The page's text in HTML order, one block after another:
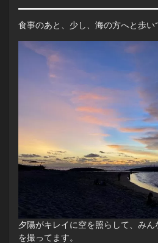
食事のあと、少し、海の方へと歩い
夕陽がキレイに空を照らして、み
を撮ってます。